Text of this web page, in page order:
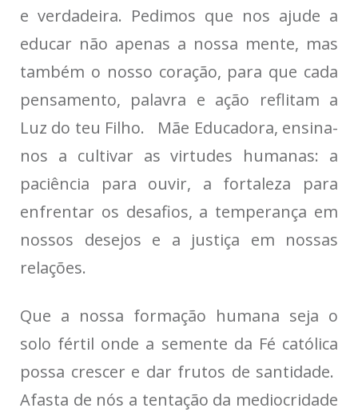
e verdadeira. Pedimos que nos ajude a
educar não apenas a nossa mente, mas
também o nosso coração, para que cada
pensamento, palavra e ação reflitam a
Luz do teu Filho. Mãe Educadora, ensina-
nos a cultivar as virtudes humanas: a
paciência para ouvir, a fortaleza para
enfrentar os desafios, a temperança em
nossos desejos e a justiça em nossas
relações.
Que a nossa formação humana seja o
solo fértil onde a semente da Fé católica
possa crescer e dar frutos de santidade.
Afasta de nós a tentação da mediocridade